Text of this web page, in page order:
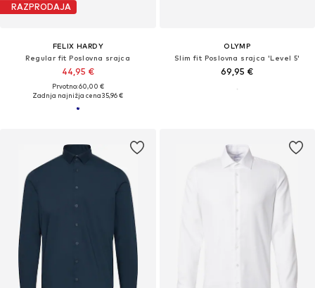
RAZPRODAJA
FELIX HARDY
Regular fit Poslovna srajca
44,95 €
Prvotno: 60,00 €
Zadnja najnižja cena35,96 €
OLYMP
Slim fit Poslovna srajca 'Level 5'
69,95 €